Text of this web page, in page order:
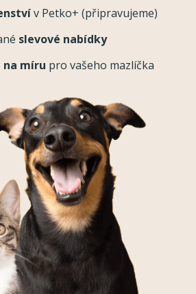
v Petko+ (připravujeme)
slevové nabídky
míru pro vašeho mazlíčka